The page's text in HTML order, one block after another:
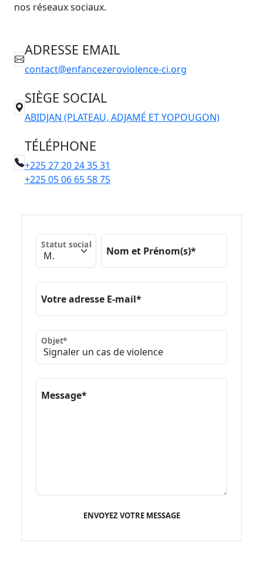
nos réseaux sociaux.
ADRESSE EMAIL
contact@enfancezeroviolence-ci.org
SIÈGE SOCIAL
ABIDJAN (PLATEAU, ADJAMÉ ET YOPOUGON)
TÉLÉPHONE
+225 27 20 24 35 31
+225 05 06 65 58 75
Statut social
Nom et Prénom(s)*
Votre adresse E-mail*
Objet*
Message*
ENVOYEZ VOTRE MESSAGE